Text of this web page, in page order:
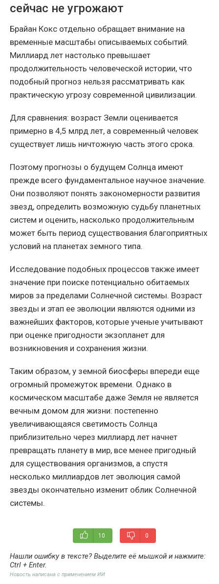
сейчас не угрожают
Брайан Кокс отдельно обращает внимание на
временные масштабы описываемых событий.
Миллиард лет настолько превышает
продолжительность человеческой истории, что
подобный прогноз нельзя рассматривать как
практическую угрозу современной цивилизации.
Для сравнения: возраст Земли оценивается
примерно в 4,5 млрд лет, а современный человек
существует лишь ничтожную часть этого срока.
Поэтому прогнозы о будущем Солнца имеют
прежде всего фундаментальное научное значение.
Они позволяют понять закономерности развития
звезд, определить возможную судьбу планетных
систем и оценить, насколько продолжительным
может быть период существования благоприятных
условий на планетах земного типа.
Исследование подобных процессов также имеет
значение при поиске потенциально обитаемых
миров за пределами Солнечной системы. Возраст
звезды и этап ее эволюции являются одними из
важнейших факторов, которые ученые учитывают
при оценке пригодности экзопланет для
возникновения и сохранения жизни.
Таким образом, у земной биосферы впереди еще
огромный промежуток времени. Однако в
космическом масштабе даже Земля не является
вечным домом для жизни: постепенно
увеличивающаяся светимость Солнца
приблизительно через миллиард лет начнет
превращать планету в мир, все менее пригодный
для существования организмов, а спустя
несколько миллиардов лет эволюция самой
звезды окончательно изменит облик Солнечной
системы.
10 0
Нашли ошибку в тексте? Выделите её мышкой и нажмите:
Ctrl + Enter.
Новость написана с применением ИИ